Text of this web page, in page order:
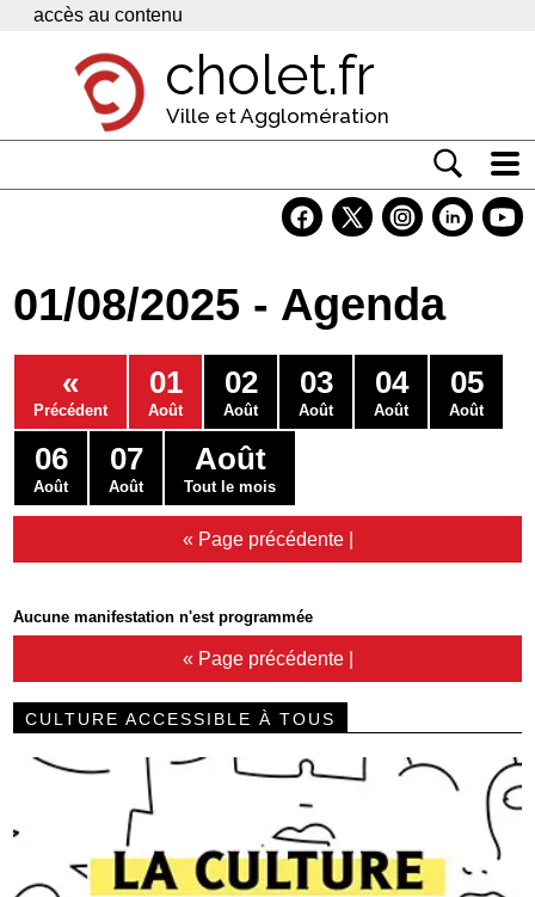
Panneau de gestion des cookies
accès au contenu
cholet.fr
Ville et Agglomération
Economie
Services
Contacts
01/08/2025 - Agenda
«
Précédent
01
Août
02
Août
03
Août
04
Août
05
Août
06
Août
07
Août
Août
Tout le mois
« Page précédente|
Aucune manifestation n'est programmée
« Page précédente|
CULTURE ACCESSIBLE À TOUS